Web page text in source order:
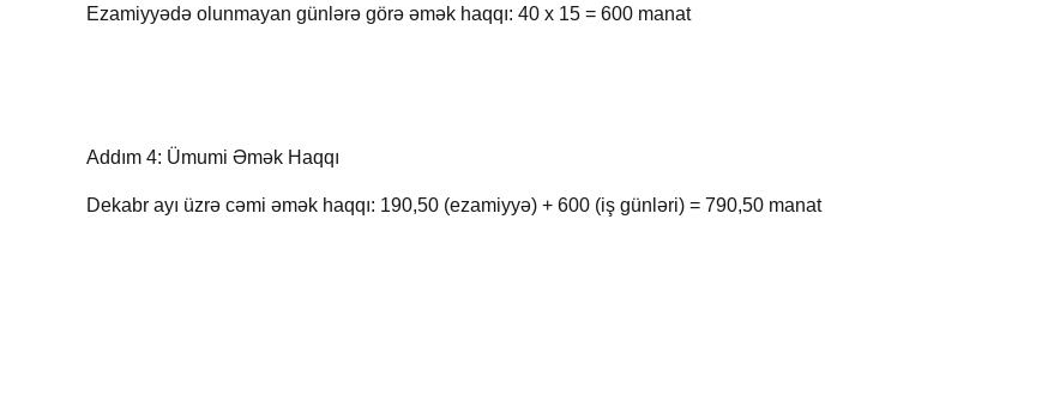
Ezamiyyədə olunmayan günlərə görə əmək haqqı: 40 x 15 = 600 manat
Addım 4: Ümumi Əmək Haqqı
Dekabr ayı üzrə cəmi əmək haqqı: 190,50 (ezamiyyə) + 600 (iş günləri) = 790,50 manat